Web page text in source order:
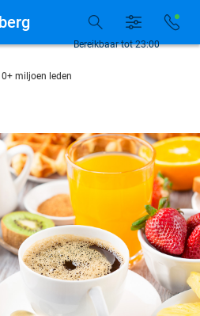
per week beschikbaar
miljoen leden
per week beschikbaar
10+ miljoen leden
Bereikbaar tot 23:00